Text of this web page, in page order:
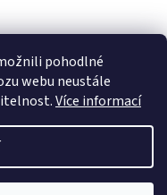
pohodlné
webu neustále
Více informací
stránka